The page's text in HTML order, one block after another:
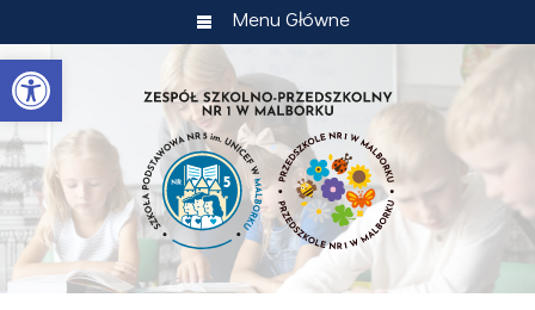
Otwórz pasek narzędzi
Menu Główne